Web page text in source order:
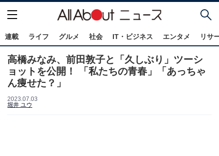
連載 ライフ グルメ 社会 IT・ビジネス エンタメ リサ
高橋みなみ、前田敦子と「久しぶり」ツーシ
ョットを公開！ 「私たちの青春」「あっちゃ
ん痩せた？」
2023.07.03
堀井 ユウ